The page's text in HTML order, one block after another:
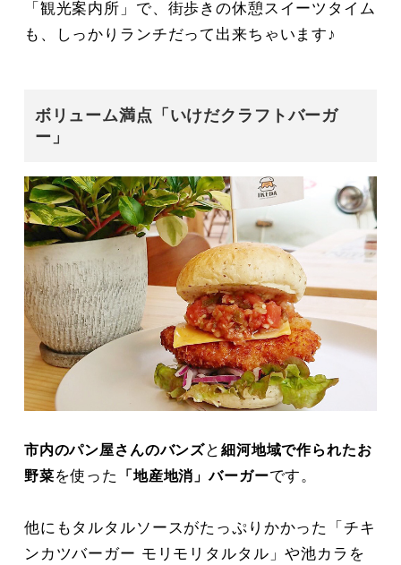
「観光案内所」で、街歩きの休憩スイーツタイム
も、しっかりランチだって出来ちゃいます♪
ボリューム満点「いけだクラフトバーガ
ー」
市内のパン屋さんのバンズ と細河地域で作られたお
野菜を使った 「地産地消」バーガーです。
他にもタルタルソースがたっぷりかかった「チキ
ンカツバーガー モリモリタルタル」や池カラを